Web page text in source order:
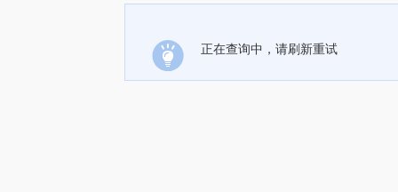
正在查询中，请刷新重试